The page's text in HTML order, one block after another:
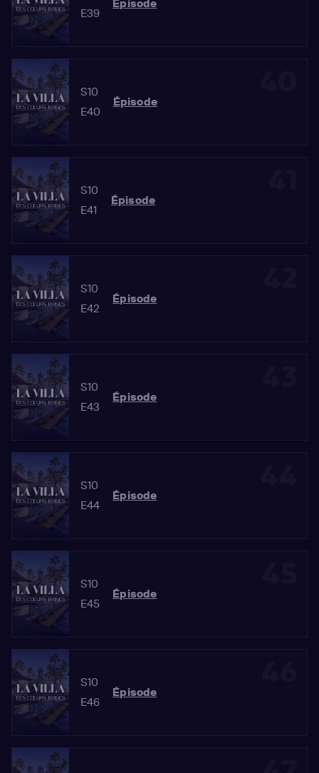
E39
Épisode
S10
E40
Épisode
S10
E41
Épisode
S10
E42
Épisode
S10
E43
Épisode
S10
E44
Épisode
S10
E45
Épisode
S10
E46
Épisode